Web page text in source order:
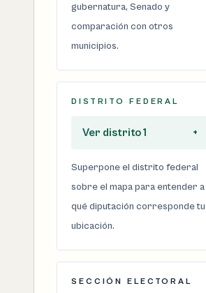
gubernatura, Senado y
comparación con otros
municipios.
DISTRITO FEDERAL
Ver distrito 1 +
Superpone el distrito federal
sobre el mapa para entender a
qué diputación corresponde tu
ubicación.
SECCIÓN ELECTORAL